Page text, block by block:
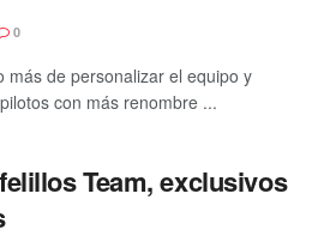
0
más de personalizar el equipo y
con más renombre ...
Team, exclusivos